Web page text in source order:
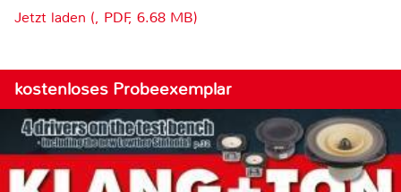
Jetzt laden (, PDF, 6.68 MB)
kostenloses Probeexemplar